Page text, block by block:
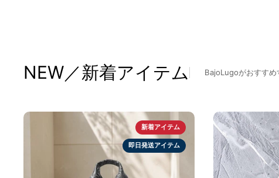
NEW／新着アイテム BajoLugoがおすすめ
新着アイテム
即日発送アイテム